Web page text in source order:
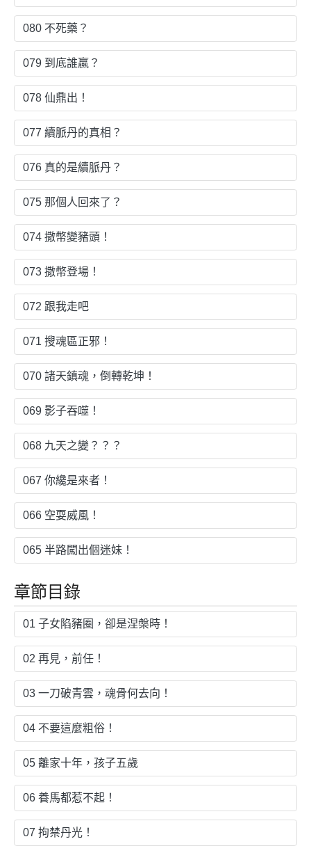
080 不死藥？
079 到底誰贏？
078 仙鼎出！
077 續脈丹的真相？
076 真的是續脈丹？
075 那個人回來了？
074 撒幣變豬頭！
073 撒幣登場！
072 跟我走吧
071 搜魂區正邪！
070 諸天鎮魂，倒轉乾坤！
069 影子吞噬！
068 九天之變？？？
067 你纔是來者！
066 空耍威風！
065 半路闖出個迷妹！
章節目錄
01 子女陷豬圈，卻是涅槃時！
02 再見，前任！
03 一刀破青雲，魂骨何去向！
04 不要這麼粗俗！
05 離家十年，孩子五歲
06 養馬都惹不起！
07 拘禁丹光！